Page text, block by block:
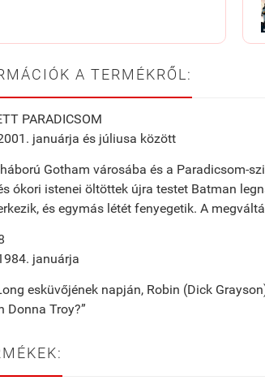
A TERMÉKRŐL:
PARADICSOM
januárja és júliusa között
Gotham városába és a Paradicsom-
ókori istenei öltöttek újra testet Batman
és egymás létét fenyegetik. A
januárja
esküvőjének napján, Robin (Dick
Donna Troy?”